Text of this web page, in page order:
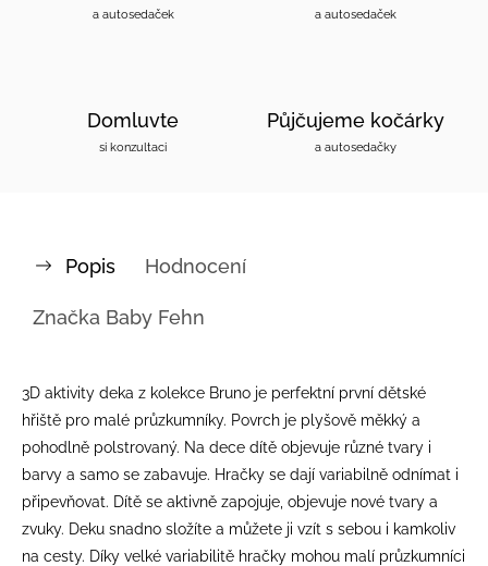
a autosedaček a autosedaček
Domluvte
si konzultaci
Půjčujeme kočárky
a autosedačky
Popis Hodnocení
Značka Baby Fehn
3D aktivity deka z kolekce Bruno je perfektní první dětské
hřiště pro malé průzkumníky. Povrch je plyšově měkký a
pohodlně polstrovaný. Na dece dítě objevuje různé tvary i
barvy a samo se zabavuje. Hračky se dají variabilně odnímat i
připevňovat. Dítě se aktivně zapojuje, objevuje nové tvary a
zvuky. Deku snadno složíte a můžete ji vzít s sebou i kamkoliv
na cesty. Díky velké variabilitě hračky mohou malí průzkumníci